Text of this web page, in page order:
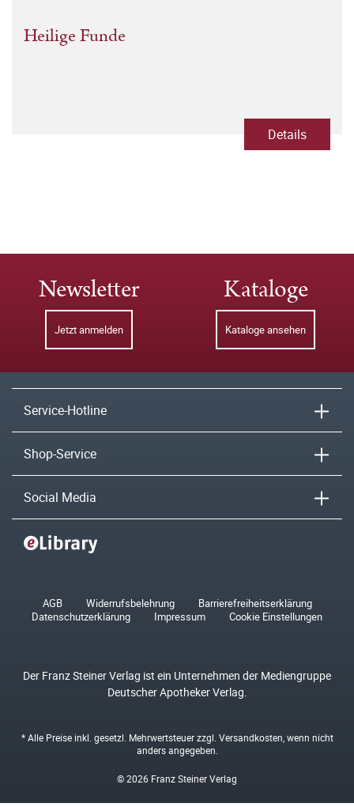
Heilige Funde
Details
Newsletter
Jetzt anmelden
Kataloge
Kataloge ansehen
Service-Hotline
Shop-Service
Social Media
AGB Widerrufsbelehrung
Barrierefreiheitserklärung
Datenschutzerklärung
Impressum Cookie Einstellungen
Der Franz Steiner Verlag ist ein Unternehmen der Mediengruppe
Deutscher Apotheker Verlag.
* Alle Preise inkl. gesetzl. Mehrwertsteuer zzgl. Versandkosten , wenn nicht
anders angegeben.
© 2026 Franz Steiner Verlag